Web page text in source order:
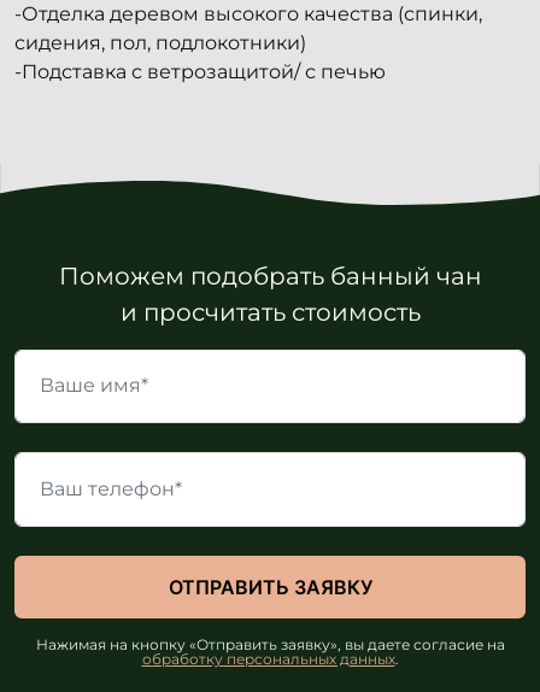
-Отделка деревом высокого качества (спинки,
сидения, пол, подлокотники)
-Подставка с ветрозащитой/ с печью
Поможем подобрать банный чан
и просчитать стоимость
Нажимая на кнопку «Отправить заявку», вы даете согласие на
обработку персональных данных.